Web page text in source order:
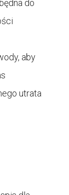
do
aby
utrata